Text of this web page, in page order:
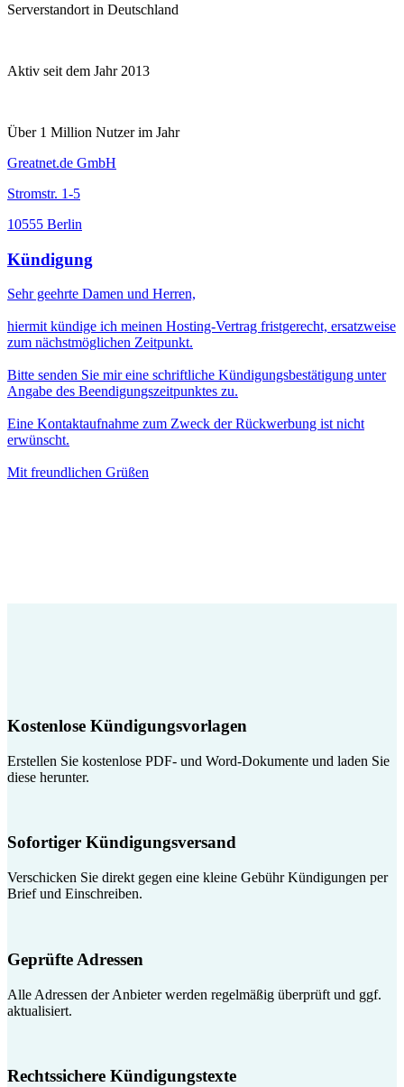
Serverstandort in Deutschland
Aktiv seit dem Jahr 2013
Über 1 Million Nutzer im Jahr
Greatnet.de GmbH
Stromstr. 1-5
10555 Berlin
Kündigung
Sehr geehrte Damen und Herren,
hiermit kündige ich meinen Hosting-Vertrag fristgerecht, ersatzweise
zum nächstmöglichen Zeitpunkt.
Bitte senden Sie mir eine schriftliche Kündigungsbestätigung unter
Angabe des Beendigungszeitpunktes zu.
Eine Kontaktaufnahme zum Zweck der Rückwerbung ist nicht
erwünscht.
Mit freundlichen Grüßen
Kostenlose Kündigungsvorlagen
Erstellen Sie kostenlose PDF- und Word-Dokumente und laden Sie
diese herunter.
Sofortiger Kündigungsversand
Verschicken Sie direkt gegen eine kleine Gebühr Kündigungen per
Brief und Einschreiben.
Geprüfte Adressen
Alle Adressen der Anbieter werden regelmäßig überprüft und ggf.
aktualisiert.
Rechtssichere Kündigungstexte